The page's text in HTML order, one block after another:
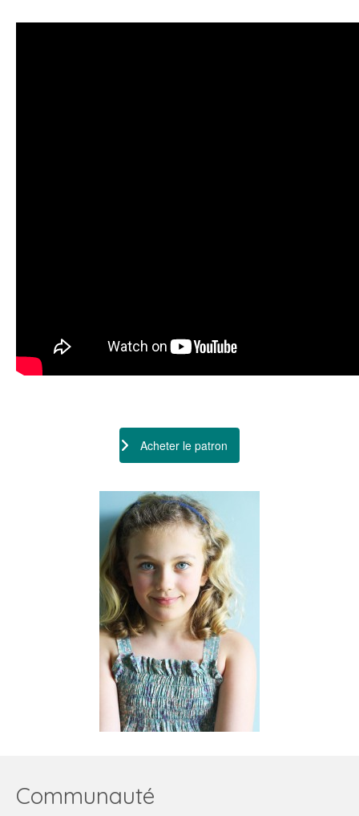
Acheter le patron
Communauté